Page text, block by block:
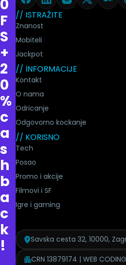
0
F
S
+
2
0
%
c
a
s
h
b
a
c
k
!
// ISTRAŽITE
Znanost
Mobiteli
Jackpot
// INFORMACIJE
Kontakt
O nama
Odricanje
Odgovorno kockanje
// KORISNO
Tech
Posao
Promo i akcije
Filmovi i SF
Igre i gaming
Savska cesta 32, 10000,
CRN 13879174 | WEB